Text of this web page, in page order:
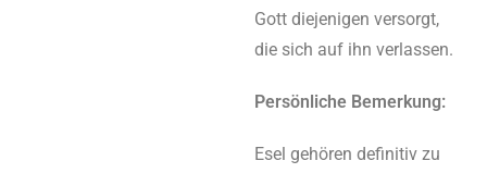
Gott diejenigen versorgt,
die sich auf ihn verlassen.
Persönliche Bemerkung:
Esel gehören definitiv zu